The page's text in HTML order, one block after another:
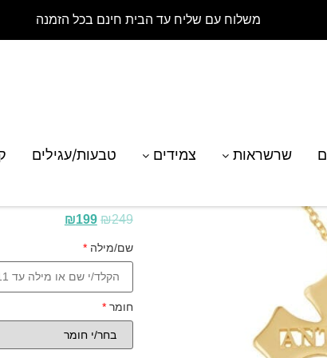
משלוח עם שליח עד הבית חינם בכל הזמנה
שרשראות צמידים טבעות/עגילים צלב עם שם בהתאמה אישית
₪249
₪199
שם/מילה*
חומר*